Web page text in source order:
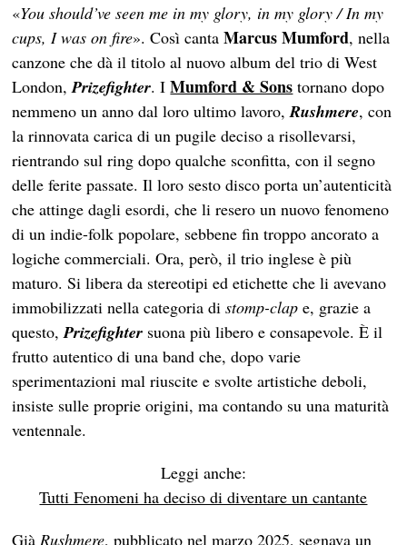
«You should’ve seen me in my glory, in my glory / In my
cups, I was on fire». Così cantaMarcus Mumford, nella
canzone che dà il titolo al nuovo album del trio di West
London,Prizefighter. IMumford & Sons tornano dopo
nemmeno un anno dal loro ultimo lavoro,Rushmere, con
la rinnovata carica di un pugile deciso a risollevarsi,
rientrando sul ring dopo qualche sconfitta, con il segno
delle ferite passate. Il loro sesto disco porta un’autenticità
che attinge dagli esordi, che li resero un nuovo fenomeno
di un indie-folk popolare, sebbene fin troppo ancorato a
logiche commerciali. Ora, però, il trio inglese è più
maturo. Si libera da stereotipi ed etichette che li avevano
immobilizzati nella categoria distomp-clap e, grazie a
questo,Prizefighter suona più libero e consapevole. È il
frutto autentico di una band che, dopo varie
sperimentazioni mal riuscite e svolte artistiche deboli,
insiste sulle proprie origini, ma contando su una maturità
ventennale.
Leggi anche:
Tutti Fenomeni ha deciso di diventare un cantante
GiàRushmere, pubblicato nel marzo 2025, segnava un